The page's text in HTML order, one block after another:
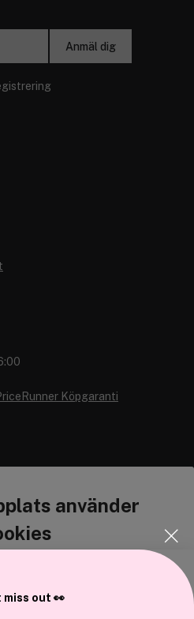
använder
att anpassa innehållet och
Anmäl dig
miss out 👀